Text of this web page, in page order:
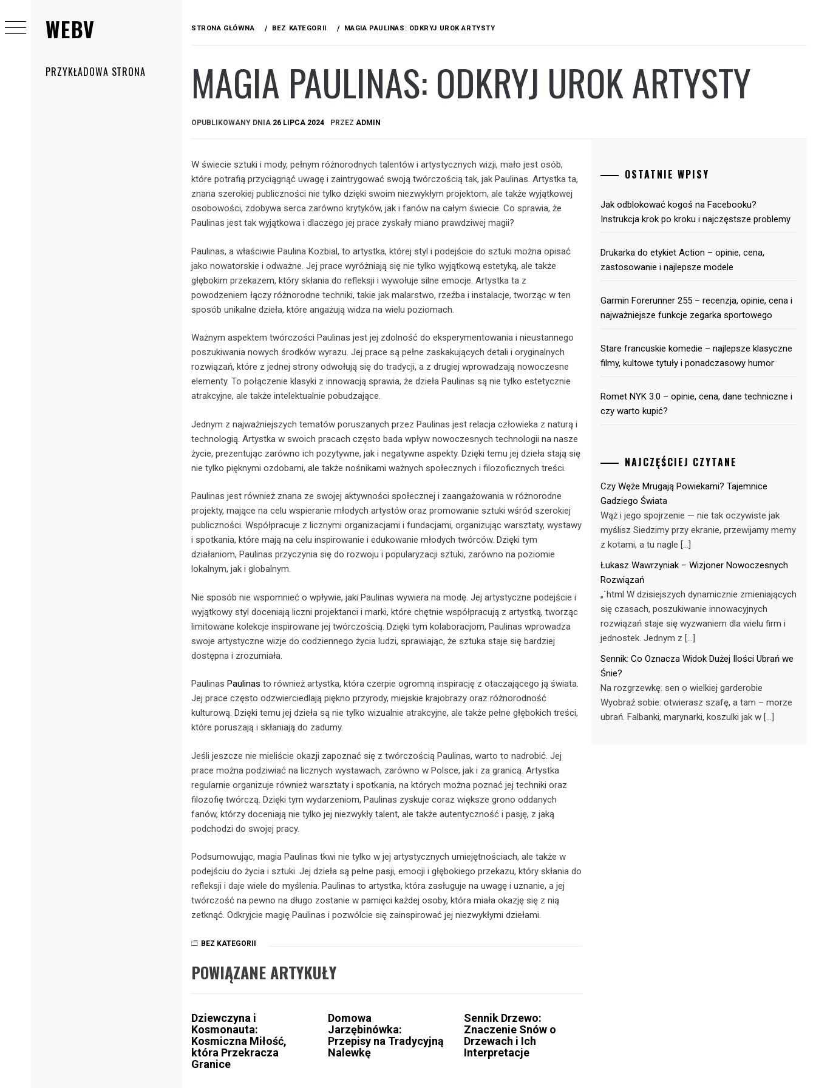
WEBV
głównePRZYKŁADOWA STRONA
do
treści
STRONA GŁÓWNA BEZ KATEGORII MAGIA PAULINAS: ODKRYJ UROK ARTYSTY
MAGIA PAULINAS: ODKRYJ UROK ARTYSTY
OPUBLIKOWANY DNIA 26 LIPCA 2024 PRZEZ ADMIN
W świecie sztuki i mody, pełnym różnorodnych talentów i artystycznych wizji, mało jest osób,
które potrafią przyciągnąć uwagę i zaintrygować swoją twórczością tak, jak Paulinas. Artystka ta,
znana szerokiej publiczności nie tylko dzięki swoim niezwykłym projektom, ale także wyjątkowej
osobowości, zdobywa serca zarówno krytyków, jak i fanów na całym świecie. Co sprawia, że
Paulinas jest tak wyjątkowa i dlaczego jej prace zyskały miano prawdziwej magii?
Paulinas, a właściwie Paulina Kozbial, to artystka, której styl i podejście do sztuki można opisać
jako nowatorskie i odważne. Jej prace wyróżniają się nie tylko wyjątkową estetyką, ale także
głębokim przekazem, który skłania do refleksji i wywołuje silne emocje. Artystka ta z
powodzeniem łączy różnorodne techniki, takie jak malarstwo, rzeźba i instalacje, tworząc w ten
sposób unikalne dzieła, które angażują widza na wielu poziomach.
Ważnym aspektem twórczości Paulinas jest jej zdolność do eksperymentowania i nieustannego
poszukiwania nowych środków wyrazu. Jej prace są pełne zaskakujących detali i oryginalnych
rozwiązań, które z jednej strony odwołują się do tradycji, a z drugiej wprowadzają nowoczesne
elementy. To połączenie klasyki z innowacją sprawia, że dzieła Paulinas są nie tylko estetycznie
atrakcyjne, ale także intelektualnie pobudzające.
Jednym z najważniejszych tematów poruszanych przez Paulinas jest relacja człowieka z naturą i
technologią. Artystka w swoich pracach często bada wpływ nowoczesnych technologii na nasze
życie, prezentując zarówno ich pozytywne, jak i negatywne aspekty. Dzięki temu jej dzieła stają się
nie tylko pięknymi ozdobami, ale także nośnikami ważnych społecznych i filozoficznych treści.
Paulinas jest również znana ze swojej aktywności społecznej i zaangażowania w różnorodne
projekty, mające na celu wspieranie młodych artystów oraz promowanie sztuki wśród szerokiej
publiczności. Współpracuje z licznymi organizacjami i fundacjami, organizując warsztaty, wystawy
i spotkania, które mają na celu inspirowanie i edukowanie młodych twórców. Dzięki tym
działaniom, Paulinas przyczynia się do rozwoju i popularyzacji sztuki, zarówno na poziomie
lokalnym, jak i globalnym.
Nie sposób nie wspomnieć o wpływie, jaki Paulinas wywiera na modę. Jej artystyczne podejście i
wyjątkowy styl doceniają liczni projektanci i marki, które chętnie współpracują z artystką, tworząc
limitowane kolekcje inspirowane jej twórczością. Dzięki tym kolaboracjom, Paulinas wprowadza
swoje artystyczne wizje do codziennego życia ludzi, sprawiając, że sztuka staje się bardziej
dostępna i zrozumiała.
Paulinas Paulinas to również artystka, która czerpie ogromną inspirację z otaczającego ją świata.
Jej prace często odzwierciedlają piękno przyrody, miejskie krajobrazy oraz różnorodność
kulturową. Dzięki temu jej dzieła są nie tylko wizualnie atrakcyjne, ale także pełne głębokich treści,
które poruszają i skłaniają do zadumy.
Jeśli jeszcze nie mieliście okazji zapoznać się z twórczością Paulinas, warto to nadrobić. Jej
prace można podziwiać na licznych wystawach, zarówno w Polsce, jak i za granicą. Artystka
regularnie organizuje również warsztaty i spotkania, na których można poznać jej techniki oraz
filozofię twórczą. Dzięki tym wydarzeniom, Paulinas zyskuje coraz większe grono oddanych
fanów, którzy doceniają nie tylko jej niezwykły talent, ale także autentyczność i pasję, z jaką
podchodzi do swojej pracy.
Podsumowując, magia Paulinas tkwi nie tylko w jej artystycznych umiejętnościach, ale także w
podejściu do życia i sztuki. Jej dzieła są pełne pasji, emocji i głębokiego przekazu, który skłania do
refleksji i daje wiele do myślenia. Paulinas to artystka, która zasługuje na uwagę i uznanie, a jej
twórczość na pewno na długo zostanie w pamięci każdej osoby, która miała okazję się z nią
zetknąć. Odkryjcie magię Paulinas i pozwólcie się zainspirować jej niezwykłymi dziełami.
BEZ KATEGORII
POWIĄZANE ARTYKUŁY
Dziewczyna i
Kosmonauta:
Kosmiczna Miłość,
która Przekracza
Granice
Domowa
Jarzębinówka:
Przepisy na Tradycyjną
Nalewkę
Sennik Drzewo:
Znaczenie Snów o
Drzewach i Ich
Interpretacje
OSTATNIE WPISY
Jak odblokować kogoś na Facebooku?
Instrukcja krok po kroku i najczęstsze problemy
Drukarka do etykiet Action – opinie, cena,
zastosowanie i najlepsze modele
Garmin Forerunner 255 – recenzja, opinie, cena i
najważniejsze funkcje zegarka sportowego
Stare francuskie komedie – najlepsze klasyczne
filmy, kultowe tytuły i ponadczasowy humor
Romet NYK 3.0 – opinie, cena, dane techniczne i
czy warto kupić?
NAJCZĘŚCIEJ CZYTANE
Czy Węże Mrugają Powiekami? Tajemnice
Gadziego Świata
Wąż i jego spojrzenie — nie tak oczywiste jak
myślisz Siedzimy przy ekranie, przewijamy memy
z kotami, a tu nagle […]
Łukasz Wawrzyniak – Wizjoner Nowoczesnych
Rozwiązań
„`html W dzisiejszych dynamicznie zmieniających
się czasach, poszukiwanie innowacyjnych
rozwiązań staje się wyzwaniem dla wielu firm i
jednostek. Jednym z […]
Sennik: Co Oznacza Widok Dużej Ilości Ubrań we
Śnie?
Na rozgrzewkę: sen o wielkiej garderobie
Wyobraź sobie: otwierasz szafę, a tam – morze
ubrań. Falbanki, marynarki, koszulki jak w […]